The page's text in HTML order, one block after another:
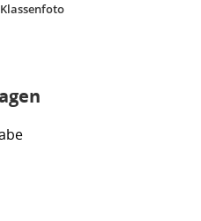
Klassenfoto